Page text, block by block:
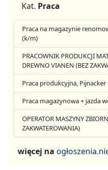
Kat. Praca
Praca na magazynie
(k/m)
PRACOWNIK PRODUKCJI
DREWNO VIANEN (BEZ
Praca produkcyjna, Pijnacker
Praca magazynowa + jazda
OPERATOR MASZYNY
ZAKWATEROWANIA)
więcej na